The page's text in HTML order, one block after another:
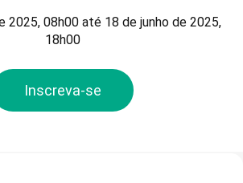
2025, 08h00 até 18 de junho de 2025,
18h00
Inscreva-se